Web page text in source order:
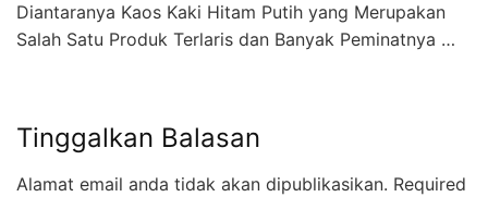
Diantaranya Kaos Kaki Hitam Putih yang Merupakan
Salah Satu Produk Terlaris dan Banyak Peminatnya …
Tinggalkan Balasan
Alamat email anda tidak akan dipublikasikan. Required